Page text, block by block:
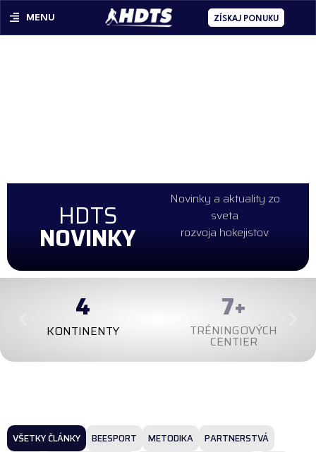
MENU ZÍSKAJ PONUKU
HDTS
NOVINKY
Novinky a aktuality zo
sveta
rozvoja hokejistov
KONTINENTY
4
TRÉNINGOVÝCH
CENTIER
99+
BEESPORT METODIKA
PARTNERSTVÁ
VŠETKY ČLÁNKY